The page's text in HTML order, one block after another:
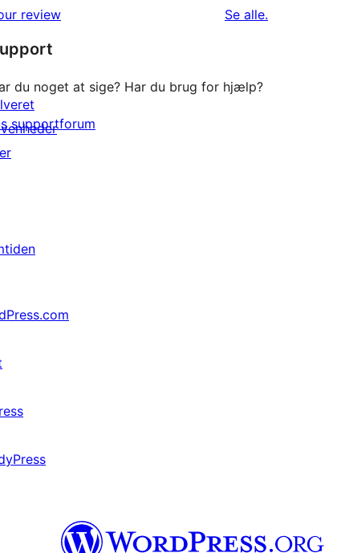
review Se alleanmeldelser
.
du noget at sige? Har du brug for hjælp?
supportforum